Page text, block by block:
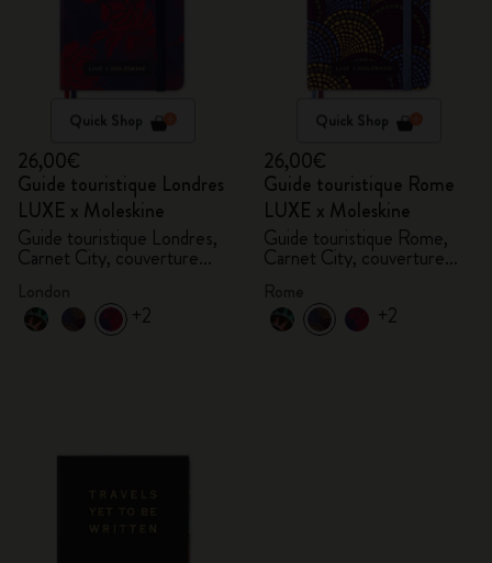
Quick Shop
26,00€
Guide touristique Londres
LUXE x Moleskine
Guide touristique Londres,
Carnet City, couverture
+2
Quick Shop
26,00€
Guide touristique Rome
LUXE x Moleskine
Guide touristique Rome,
Carnet City, couverture
+2